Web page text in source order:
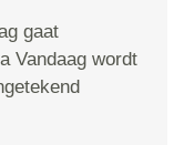
gaat
Vandaag wordt